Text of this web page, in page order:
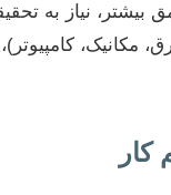
بیشتر، نیاز به
مکانیک،